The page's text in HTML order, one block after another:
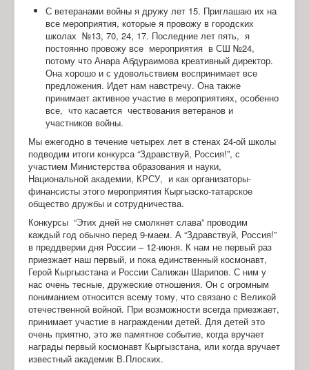
Наши партнеры
Архив материалов
С ветеранами войны я дружу лет 15. Приглашаю их на
все мероприятия, которые я провожу в городских
школах №13, 70, 24, 17. Последние лет пять, я
постоянно провожу все мероприятия в СШ №24,
потому что Анара Абдураимова креативный директор.
Она хорошо и с удовольствием воспринимает все
предложения. Идет нам навстречу. Она также
принимает активное участие в мероприятиях, особенно
все, что касается чествования ветеранов и
участников войны.
Мы ежегодно в течение четырех лет в стенах 24-ой школы
подводим итоги конкурса “Здравствуй, Россия!”, с
участием Министерства образования и науки,
Национальной академии, КРСУ, и как организаторы-
финансисты этого мероприятия Кыргызско-татарское
общество дружбы и сотрудничества.
Конкурсы “Этих дней не смолкнет слава” проводим
каждый год обычно перед 9-маем. А “Здравствуй, Россия!”
в преддверии дня России – 12-июня. К нам не первый раз
приезжает наш первый, и пока единственный космонавт,
Герой Кыргызстана и России Салижан Шарипов. С ним у
нас очень тесные, дружеские отношения. Он с огромным
пониманием относится всему тому, что связано с Великой
отечественной войной. При возможности всегда приезжает,
принимает участие в награждении детей. Для детей это
очень приятно, это же памятное событие, когда вручает
награды первый космонавт Кыргызстана, или когда вручает
известный академик В.Плоских.